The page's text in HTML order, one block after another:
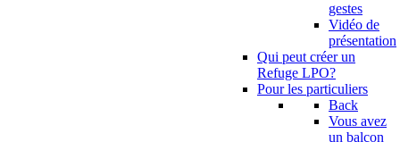
gestes
Vidéo de
présentation
Qui peut créer un
Refuge LPO?
Pour les particuliers
Back
Vous avez
un balcon